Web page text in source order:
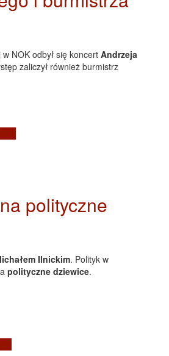
NOK odbył się koncertAndrzeja
zaliczył również burmistrz
polityczne
Ilnickim. Polityk w
polityczne dziewice.